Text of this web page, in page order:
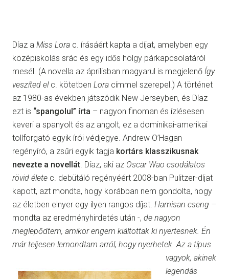
Díaz a Miss Lora c. írásáért kapta a díjat, amelyben egy
középiskolás srác és egy idős hölgy párkapcsolatáról
mesél. (A novella az áprilisban magyarul is megjelenő Így
veszíted elc. kötetben Lora címmel szerepel.) A történet
az 1980-as években játszódik New Jerseyben, és Díaz
ezt is “spangolul” írta – nagyon finoman és ízlésesen
keveri a spanyolt és az angolt, ez a dominikai-amerikai
tollforgató egyik írói védjegye. Andrew O’Hagan
regényíró, a zsűri egyik tagja kortárs klasszikusnak
nevezte a novellát. Díaz, aki az Oscar Wao csodálatos
rövid élete c. debütáló regényéért 2008-ban Pulitzer-díjat
kapott, azt mondta, hogy korábban nem gondolta, hogy
az életben elnyer egy ilyen rangos díjat. Hamisan cseng –
mondta az eredményhirdetés után -, de nagyon
meglepődtem, amikor engem kiáltottak ki nyertesnek. Én
már teljesen lemondtam arról, hogy nyerhetek.Az a típus
vagyok, akinek
legendás